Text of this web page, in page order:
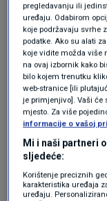
pregledavanju ili
uređaju. Odabirom
koje podržavaju svrhe
podatke. Ako su alati
koje vidite možda više
na ovaj izbornik kako
bilo kojem trenutku
web-stranice [ili
je primjenjivo]. Vaši će
mjesto. Za više
informacije o vašoj
Mi i naši partneri
sljedeće:
Korištenje preciznih
karakteristika uređaja
uređaju.